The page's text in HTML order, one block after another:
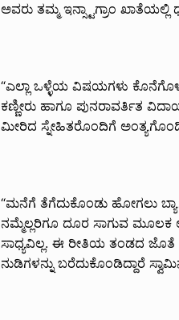
ಅವರು ತಮ್ಮ ಇನ್ಸ್ಟಾಗ್ರಾಂ
“ಎಲ್ಲಾ ಒಳ್ಳೆಯ ವಿಷಯಗಳು
ಕಣ್ಣೀರು ಹಾಗೂ ಪುನರಾವರ್ತಿತ
ಮೀರಿದ ಸ್ನೇಹಿತರೊಂದಿಗೆ
“ಮನೆಗೆ ತೆಗೆದುಕೊಂಡು ಹೋಗಲು
ನಮ್ಮೆಲ್ಲರಿಗೂ ದೂರ ಸಾಗುವ ಮೂಲಕ
ಸಾಧ್ಯವಿಲ್ಲ. ಈ ರೀತಿಯ ತಂಡದ ಜೊತೆ
ನುಡಿಗಳನ್ನು ಬರೆದುಕೊಂಡಿದ್ದಾರೆ